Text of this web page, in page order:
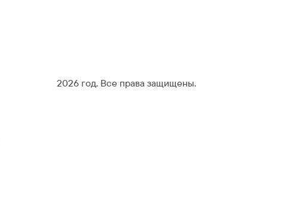
2026 год. Все права защищены.